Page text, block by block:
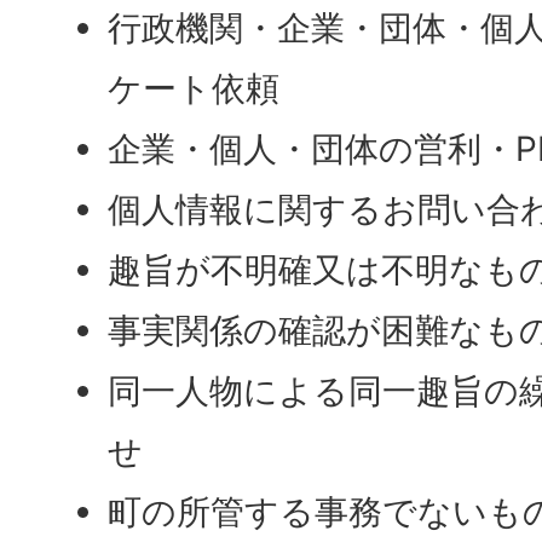
行政機関・企業・団体・個
ケート依頼
企業・個人・団体の営利・
個人情報に関するお問い合
趣旨が不明確又は不明なも
事実関係の確認が困難なも
同一人物による同一趣旨の
せ
町の所管する事務でないも